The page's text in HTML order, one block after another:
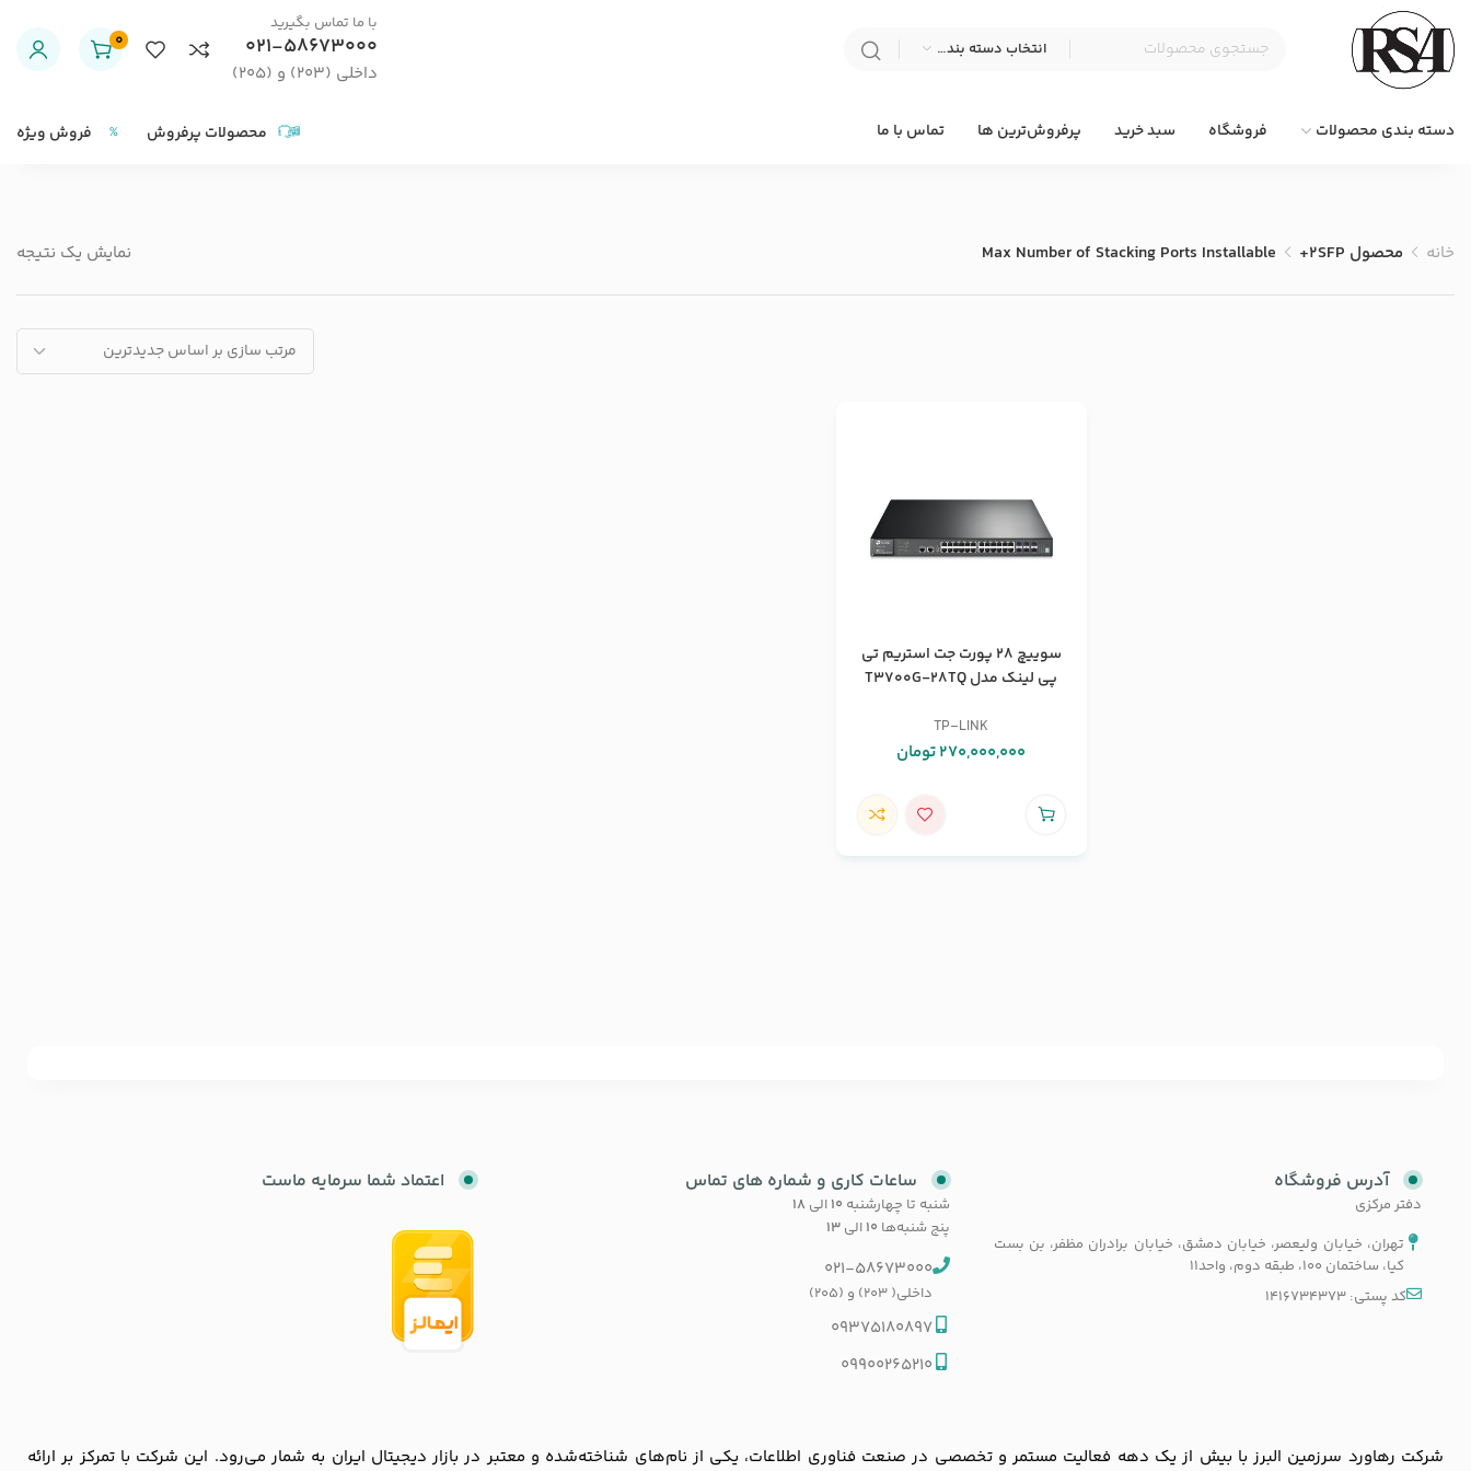
انتخاب دسته بندی
با ما تماس بگیرید
021-58673000
داخلی (203) و (205)
0
دسته بندی محصولات فروشگاه سبد خرید پرفروش‌ترین ها تماس با ما محصولات پرفروش فروش ویژه
خانه محصول Max Number of Stacking Ports Installable +2SFP نمایش یک نتیجه
سوییچ 28 پورت جت استریم تی
پی لینک مدل T3700G-28TQ
TP-LINK
270,000,000تومان
آدرس فروشگاه
دفتر مرکزی
تهران، خیابان ولیعصر، خیابان دمشق، خیابان برادران مظفر، بن بست
کیا، ساختمان 100، طبقه دوم، واحد11
کد پستی: 1416734373
ساعات کاری و شماره های تماس
شنبه تا چهارشنبه ۱۰ الی ۱۸
پنج شنبه‌ها ۱۰ الی۱۳
021-58673000
داخلی( 203) و (205)
09375180897
09900265210
اعتماد شما سرمایه ماست
شرکت رهاورد سرزمین البرز با بیش از یک دهه فعالیت مستمر و تخصصی در صنعت فناوری اطلاعات، یکی از نام‌های شناخته‌شده و معتبر در بازار دیجیتال ایران به شمار می‌رود. این شرکت با تمرکز بر ارائه